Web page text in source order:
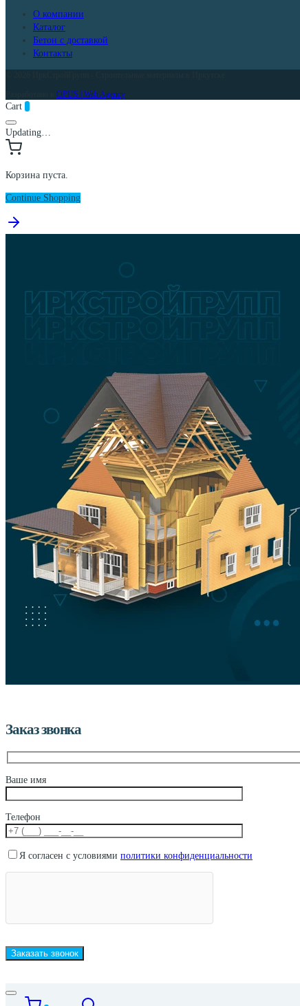
О компании
Каталог
Бетон с доставкой
Контакты
OPUS | Web Agency
Cart
Updating…
Корзина пуста.
Continue Shopping
Заказ звонка
Ваше имя
Телефон
Я согласен с условиями политики конфиденциальности